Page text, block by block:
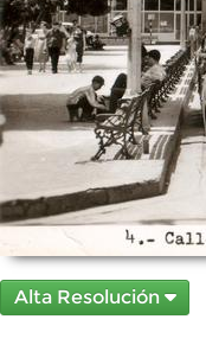
Alta Resolución